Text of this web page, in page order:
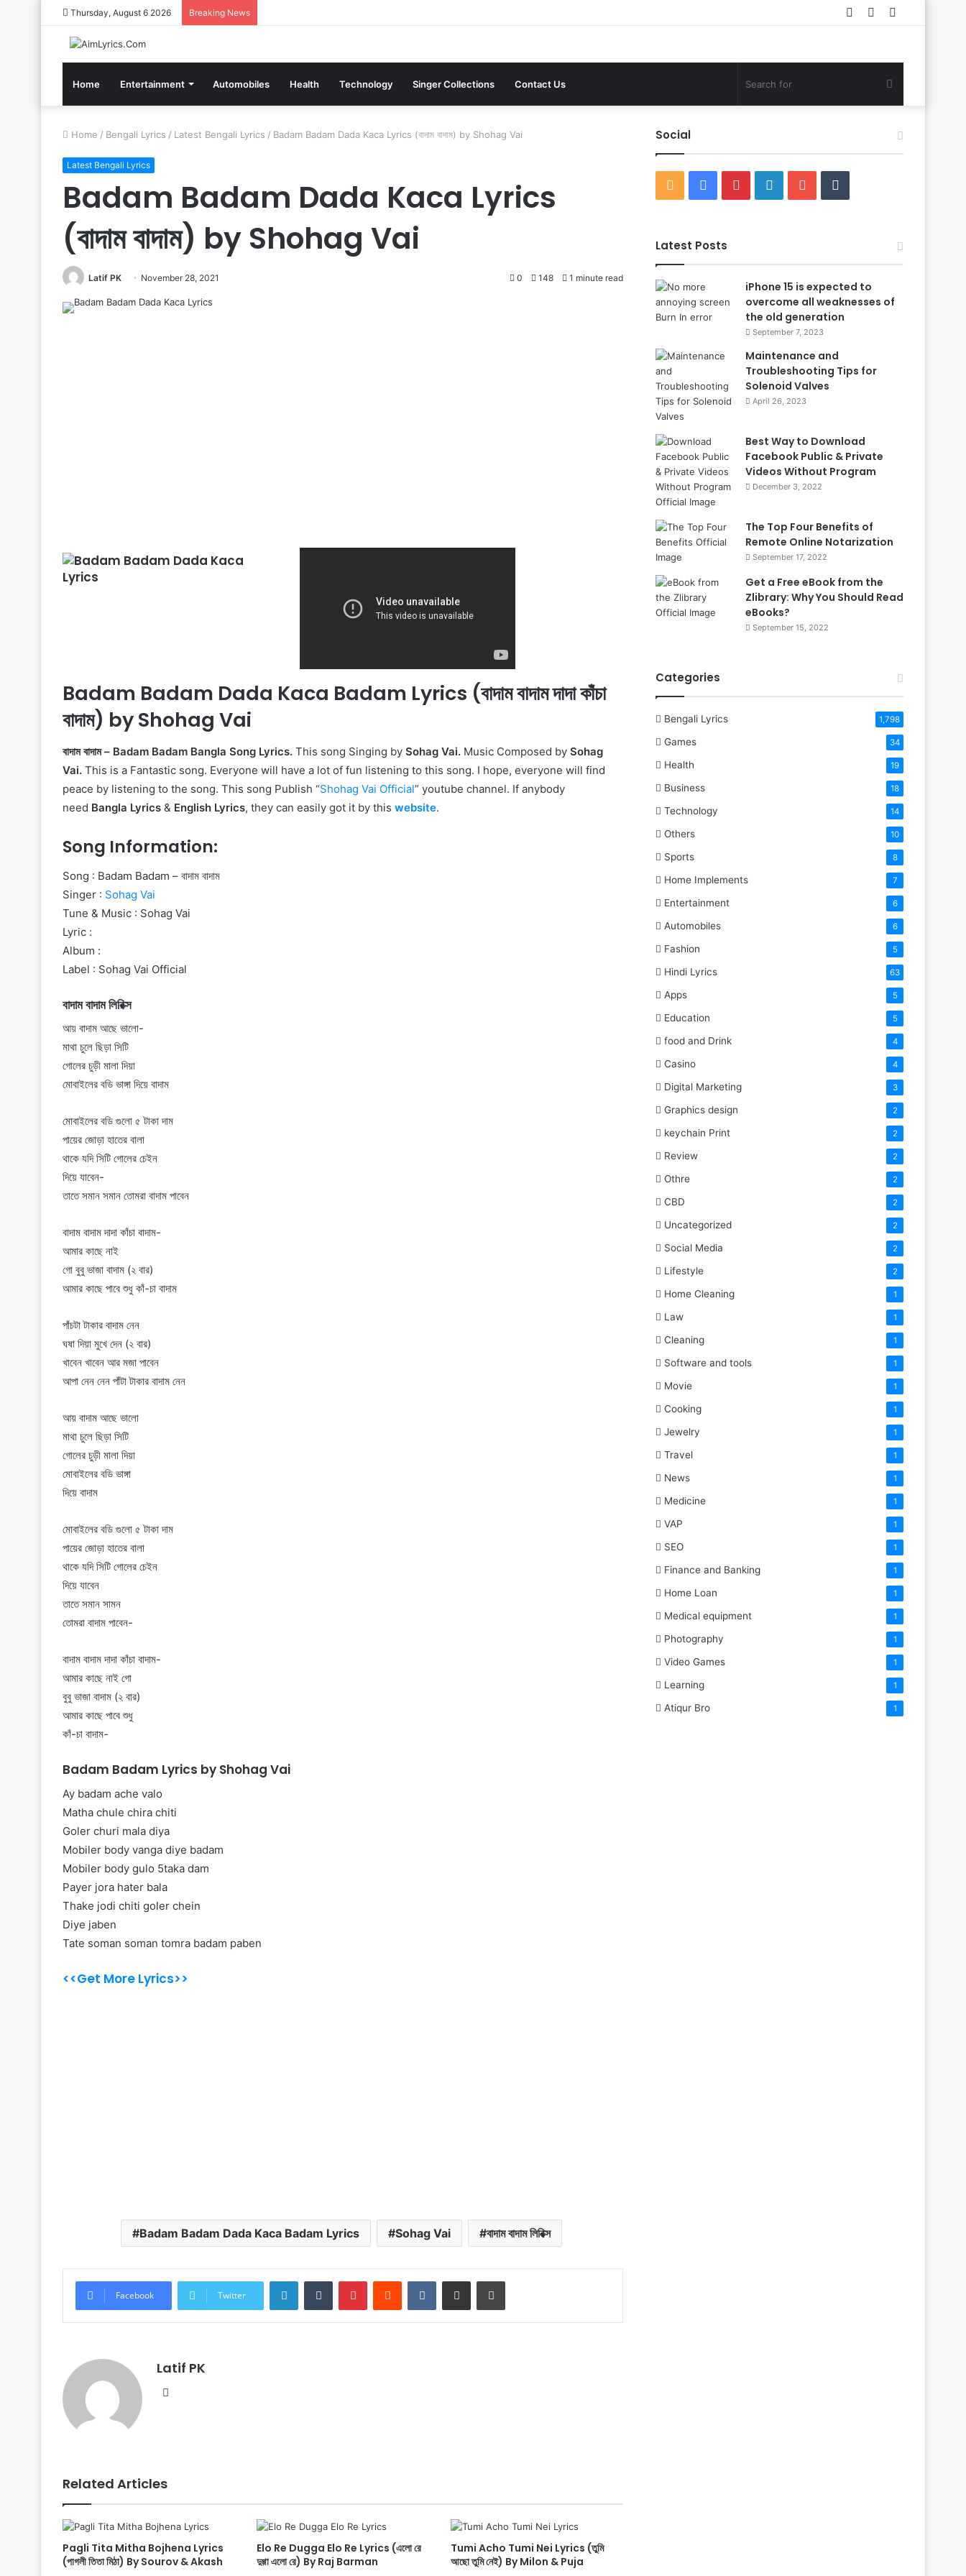
Thursday, August 6 2026 Breaking News
Random
Log
Home Entertainment Automobiles Health Technology Singer Collections Contact Us Search
Home / Bengali Lyrics / Latest Bengali Lyrics / Badam Badam Dada Kaca Lyrics (বাদাম বাদাম) by Shohag Vai
Latest Bengali Lyrics
Badam Badam Dada Kaca Lyrics
(বাদাম বাদাম) by Shohag Vai
Latif PK November 28, 2021 0 148 1 minute read
Badam Badam Dada Kaca Badam Lyrics (বাদাম বাদাম দাদা কাঁচা
বাদাম) by Shohag Vai
বাদাম বাদাম – Badam Badam Bangla Song Lyrics. This song Singing by Sohag Vai. Music Composed by Sohag
Vai. This is a Fantastic song. Everyone will have a lot of fun listening to this song. I hope, everyone will find
peace by listening to the song. This song Publish “Shohag Vai Official” youtube channel. If anybody
need Bangla Lyrics & English Lyrics, they can easily got it by this website.
Song Information:
Song : Badam Badam – বাদাম বাদাম
Singer : Sohag Vai
Tune & Music : Sohag Vai
Lyric :
Album :
Label : Sohag Vai Official
বাদাম বাদাম লিরিক্স
আয় বাদাম আছে ভালো-
মাথা চুলে ছিড়া সিটি
গোলের চুড়ী মালা দিয়া
মোবাইলের বডি ভাঙ্গা দিয়ে বাদাম
মোবাইলের বডি গুলো ৫ টাকা দাম
পায়ের জোড়া হাতের বালা
থাকে যদি সিটি গোলের চেইন
দিয়ে যাবেন-
তাতে সমান সমান তোমরা বাদাম পাবেন
বাদাম বাদাম দাদা কাঁচা বাদাম-
আমার কাছে নাই
গো বুবু ভাজা বাদাম (২ বার)
আমার কাছে পাবে শুধু কাঁ-চা বাদাম
পাঁচটা টাকার বাদাম নেন
ঘষা দিয়া মুখে দেন (২ বার)
খাবেন খাবেন আর মজা পাবেন
আপা নেন নেন পাঁটা টাকার বাদাম নেন
আয় বাদাম আছে ভালো
মাথা চুলে ছিড়া সিটি
গোলের চুড়ী মালা দিয়া
মোবাইলের বডি ভাঙ্গা
দিয়ে বাদাম
মোবাইলের বডি গুলো ৫ টাকা দাম
পায়ের জোড়া হাতের বালা
থাকে যদি সিটি গোলের চেইন
দিয়ে যাবেন
তাতে সমান সামন
তোমরা বাদাম পাবেন-
বাদাম বাদাম দাদা কাঁচা বাদাম-
আমার কাছে নাই গো
বুবু ভাজা বাদাম (২ বার)
আমার কাছে পাবে শুধু
কাঁ-চা বাদাম-
Badam Badam Lyrics by Shohag Vai
Ay badam ache valo
Matha chule chira chiti
Goler churi mala diya
Mobiler body vanga diye badam
Mobiler body gulo 5taka dam
Payer jora hater bala
Thake jodi chiti goler chein
Diye jaben
Tate soman soman tomra badam paben
<<Get More Lyrics>>
Badam Badam Dada Kaca Badam Lyrics Sohag Vai বাদাম বাদাম লিরিক্স
Facebook Twitter
LinkedInTumblr PinterestReddit VKontakteShare via Email Print
Latif PK
Website
Related Articles
Pagli Tita Mitha Bojhena Lyrics
(পাগলী তিতা মিঠা) By Sourov & Akash
Elo Re Dugga Elo Re Lyrics (এলো রে
দুগ্গা এলো রে) By Raj Barman
Tumi Acho Tumi Nei Lyrics (তুমি
আছো তুমি নেই) By Milon & Puja
Social
FacebookPinterestLinkedInYouTube
Latest Posts
iPhone 15 is expected to
overcome all weaknesses of
the old generation
September 7, 2023
Maintenance and
Troubleshooting Tips for
Solenoid Valves
April 26, 2023
Best Way to Download
Facebook Public & Private
Videos Without Program
December 3, 2022
The Top Four Benefits of
Remote Online Notarization
September 17, 2022
Get a Free eBook from the
Zlibrary: Why You Should Read
eBooks?
September 15, 2022
Categories
Bengali Lyrics 1,798
Games 34
Health 19
Business 18
Technology 14
Others 10
Sports 8
Home Implements 7
Entertainment 6
Automobiles 6
Fashion 5
Hindi Lyrics 63
Apps 5
Education 5
food and Drink 4
Casino 4
Digital Marketing 3
Graphics design 2
keychain Print 2
Review 2
Othre 2
CBD 2
Uncategorized 2
Social Media 2
Lifestyle 2
Home Cleaning 1
Law 1
Cleaning 1
Software and tools 1
Movie 1
Cooking 1
Jewelry 1
Travel 1
News 1
Medicine 1
VAP 1
SEO 1
Finance and Banking 1
Home Loan 1
Medical equipment 1
Photography 1
Video Games 1
Learning 1
Atiqur Bro 1